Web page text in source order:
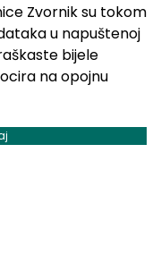
Zvornik su tokom
u napuštenoj
bijele
na opojnu